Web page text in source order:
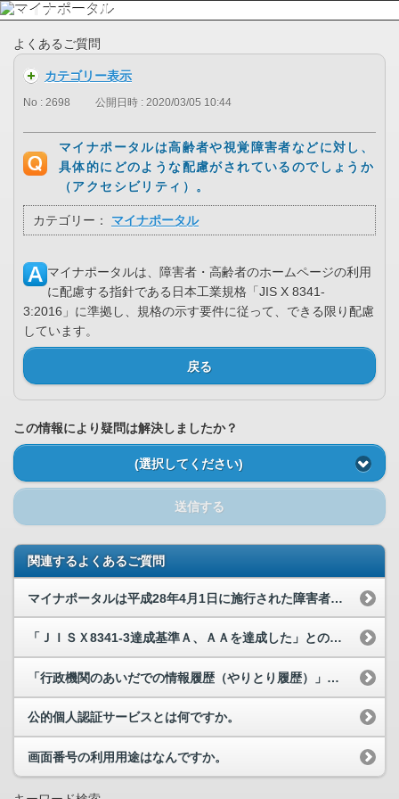
よくあるご質問
カテゴリー表示
No : 2698 公開日時 : 2020/03/05 10:44
マイナポータルは高齢者や視覚障害者などに対し、
具体的にどのような配慮がされているのでしょうか
（アクセシビリティ）。
カテゴリー： マイナポータル
マイナポータルは、障害者・高齢者のホームページの利用
に配慮する指針である日本工業規格「JIS X 8341-
3:2016」に準拠し、規格の示す要件に従って、できる限り配慮
しています。
戻る
この情報により疑問は解決しましたか？
(選択してください)
送信する
関連するよくあるご質問
マイナポータルは平成28年4月1日に施行された障害者差別解消法に対してどのような対応を行ってい...
「ＪＩＳＸ8341-3達成基準Ａ、ＡＡを達成した」とのことであるが、どのように判定を行ったので...
「行政機関のあいだでの情報履歴（やりとり履歴）」について、いつ時点からの記録が確認できるのでし...
公的個人認証サービスとは何ですか。
画面番号の利用用途はなんですか。